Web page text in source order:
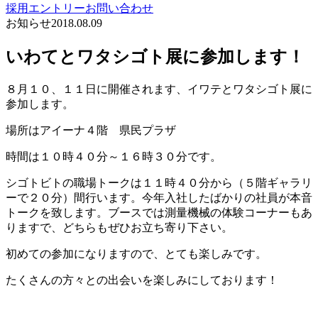
採用エントリーお問い合わせ
お知らせ2018.08.09
いわてとワタシゴト展に参加します！
８月１０、１１日に開催されます、イワテとワタシゴト展に
参加します。
場所はアイーナ４階 県民プラザ
時間は１０時４０分～１６時３０分です。
シゴトビトの職場トークは１１時４０分から（５階ギャラリ
ーで２０分）間行います。今年入社したばかりの社員が本音
トークを致します。ブースでは測量機械の体験コーナーもあ
りますで、どちらもぜひお立ち寄り下さい。
初めての参加になりますので、とても楽しみです。
たくさんの方々との出会いを楽しみにしております！